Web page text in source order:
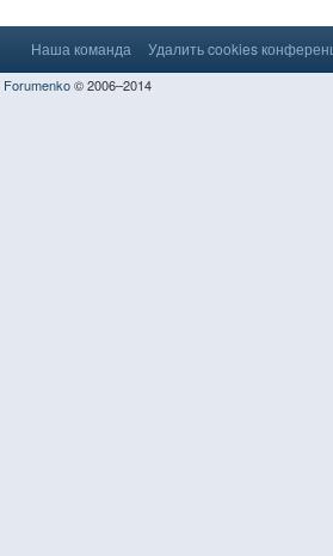
Наша команда Удалить cookies
Forumenko© 2006–2014